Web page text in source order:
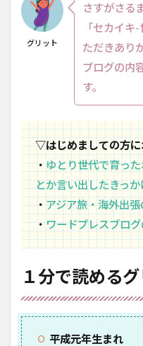
グリット
さすがさる
「セカイ
ただきあり
ブログの内
す。
▽はじめましての方に
・ゆとり世代で育っ
とか言い出したきっか
・アジア旅・海外出
・ワードプレスブロ
１分で読める
平成元年生まれ